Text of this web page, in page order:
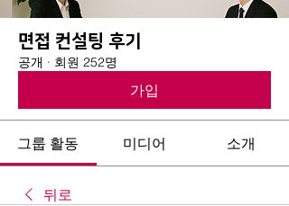
면접 컨설팅 후기
공개 · 회원 252명
가입
그룹 활동 미디어 소개
뒤로